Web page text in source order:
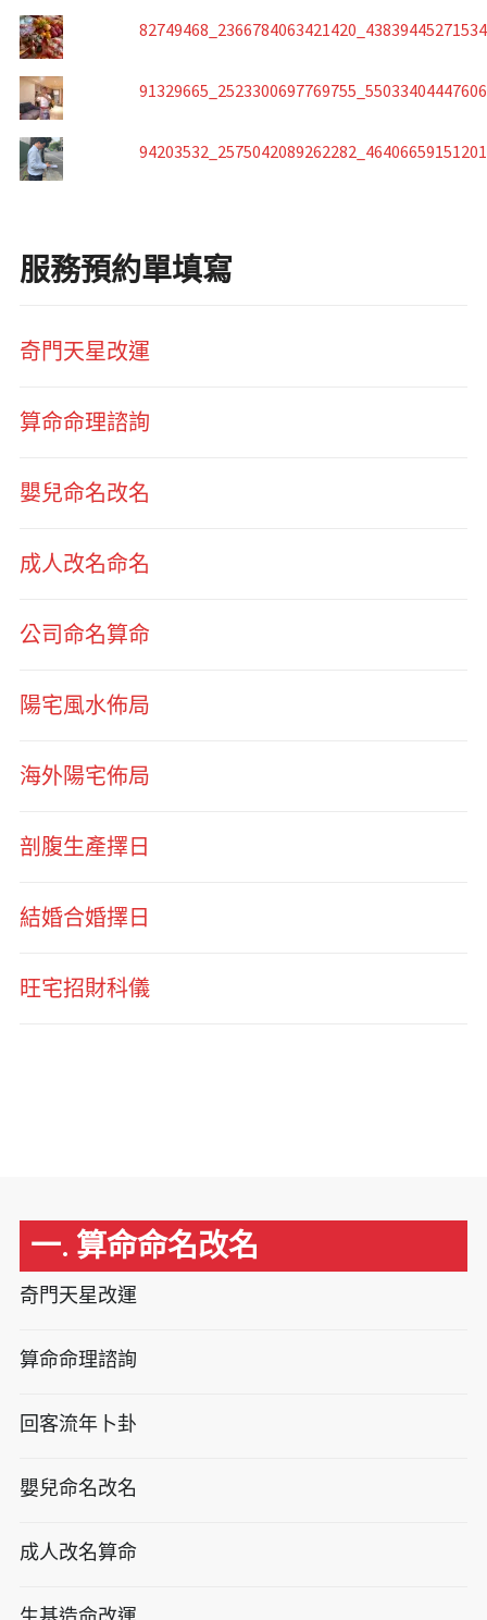
服務預約單填寫
奇門天星改運
算命命理諮詢
嬰兒命名改名
成人改名命名
公司命名算命
陽宅風水佈局
海外陽宅佈局
剖腹生產擇日
結婚合婚擇日
旺宅招財科儀
一. 算命命名改名
奇門天星改運
算命命理諮詢
回客流年卜卦
嬰兒命名改名
成人改名算命